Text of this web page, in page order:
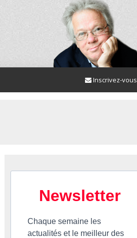
Inscrivez-vous
Newsletter
Chaque semaine les
actualités et le meilleur des